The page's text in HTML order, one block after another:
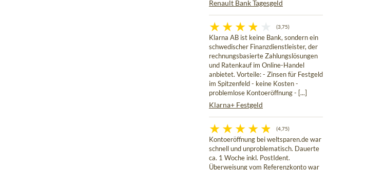
Renault Bank Tagesgeld
(3,75)
Klarna AB ist keine Bank, sondern ein
schwedischer Finanzdienstleister, der
rechnungsbasierte Zahlungslösungen
und Ratenkauf im Online-Handel
anbietet. Vorteile: - Zinsen für Festgeld
im Spitzenfeld - keine Kosten -
problemlose Kontoeröffnung - [...]
Klarna+ Festgeld
(4,75)
Kontoeröffnung bei weltsparen.de war
schnell und unproblematisch. Dauerte
ca. 1 Woche inkl. PostIdent.
Überweisung vom Referenzkonto war